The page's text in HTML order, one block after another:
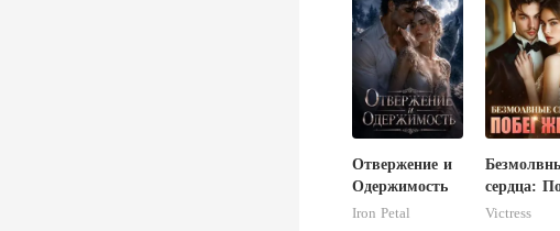
Отвержение и
Одержимость
Iron Petal
сердца:
Жены
Victress